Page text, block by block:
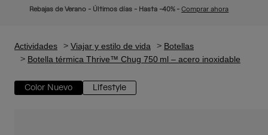
Novedades
Mochilas Hidratación
Senderismo
Adiós a los desechables
Rebajas de Verano - Últimos días - Hasta -40% -Comprar ahora
Actividades Viajar y estilo de vida
Botellas
Botella térmica Thrive™ Chug 750 ml – acero inoxidable
Color Nuevo Lifestyle